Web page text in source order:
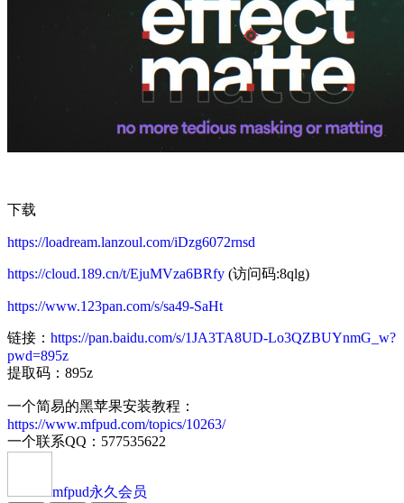
下载
https://loadream.lanzoul.com/iDzg6072rnsd
https://cloud.189.cn/t/EjuMVza6BRfy (访问码:8qlg)
https://www.123pan.com/s/sa49-SaHt
链接： https://pan.baidu.com/s/1JA3TA8UD-Lo3QZBUYnmG_w?
pwd=895z
提取码：895z
一个简易的黑苹果安装教程：
https://www.mfpud.com/topics/10263/
一个联系QQ：577535622
mfpud永久会员